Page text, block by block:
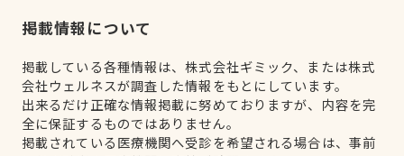
掲載情報について
掲載している各種情報は、株式会社ギミック、または株式
会社ウェルネスが調査した情報をもとにしています。
出来るだけ正確な情報掲載に努めておりますが、内容を完
全に保証するものではありません。
掲載されている医療機関へ受診を希望される場合は、事前